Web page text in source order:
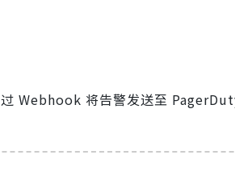
Webhook 将告警发送至